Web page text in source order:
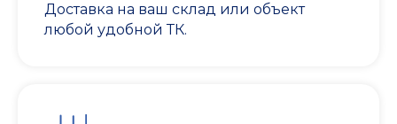
Доставка на ваш склад или объект
любой удобной ТК.